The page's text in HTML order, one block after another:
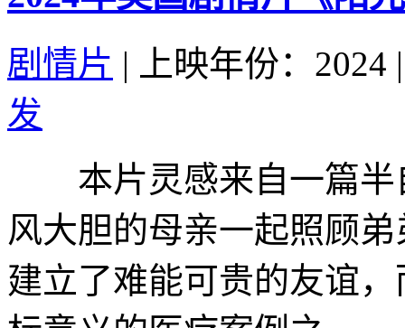
剧情片 | 上映年份：2024 |
发
本片灵感来自一篇半
风大胆的母亲一起照顾
建立了难能可贵的友谊